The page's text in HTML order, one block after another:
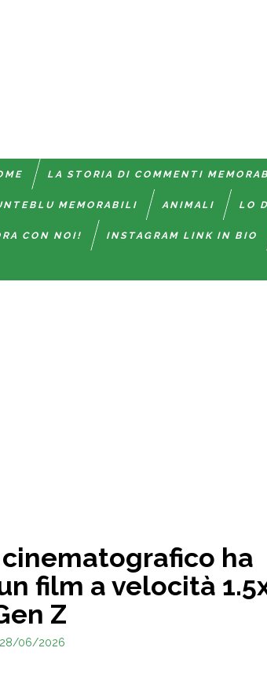
LA STORIA DI COMMENTI
MEMORABILI ANIMALI LO
CON NOI! INSTAGRAM LINK IN BIO
ha
film a velocità
Z
| 28/06/2026